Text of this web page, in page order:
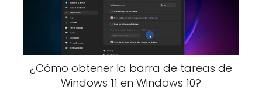
¿Cómo obtener la barra de tareas de
Windows 11 en Windows 10?